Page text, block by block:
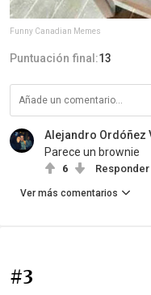
Funny Canadian Memes
Puntuación final:13
Alejandro Ordóñez
Parece un brownie
6 Responder
Ver más comentarios
#3